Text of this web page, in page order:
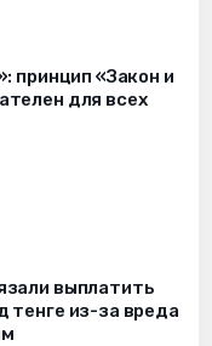
принцип «Закон и
для всех
выплатить
тенге из-за вреда